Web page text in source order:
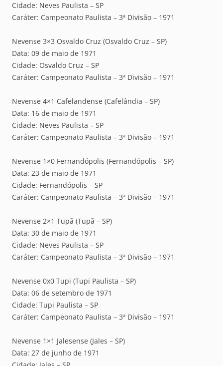
Cidade: Neves Paulista – SP
Caráter: Campeonato Paulista – 3ª Divisão – 1971
Nevense 3×3 Osvaldo Cruz (Osvaldo Cruz – SP)
Data: 09 de maio de 1971
Cidade: Osvaldo Cruz – SP
Caráter: Campeonato Paulista – 3ª Divisão – 1971
Nevense 4×1 Cafelandense (Cafelândia – SP)
Data: 16 de maio de 1971
Cidade: Neves Paulista – SP
Caráter: Campeonato Paulista – 3ª Divisão – 1971
Nevense 1×0 Fernandópolis (Fernandópolis – SP)
Data: 23 de maio de 1971
Cidade: Fernandópolis – SP
Caráter: Campeonato Paulista – 3ª Divisão – 1971
Nevense 2×1 Tupã (Tupã – SP)
Data: 30 de maio de 1971
Cidade: Neves Paulista – SP
Caráter: Campeonato Paulista – 3ª Divisão – 1971
Nevense 0x0 Tupi (Tupi Paulista – SP)
Data: 06 de setembro de 1971
Cidade: Tupi Paulista – SP
Caráter: Campeonato Paulista – 3ª Divisão – 1971
Nevense 1×1 Jalesense (Jales – SP)
Data: 27 de junho de 1971